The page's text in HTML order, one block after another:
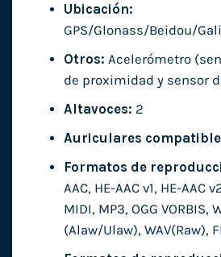
Ubicación:
GPS/Glonass/Beidou/
Otros: Acelerómetro
de proximidad y sensor
Altavoces: 2
Auriculares
Formatos de
AAC, HE-AAC v1, HE-AAC
MIDI, MP3, OGG VORBIS,
(Alaw/Ulaw), WAV(Raw),